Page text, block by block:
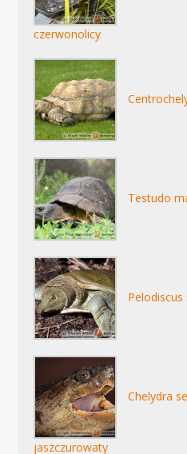
czerwonolicy
Testudo
Pelodiscus
Chelydra
jaszczurowaty